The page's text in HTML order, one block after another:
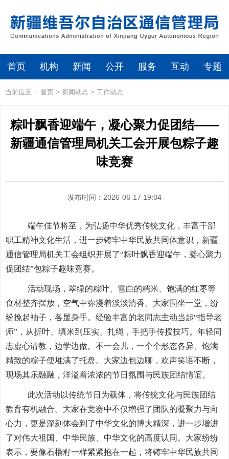
首页 机构 新闻 公开 服务 互动 专题
当前位置： 首页 > 新闻动态 > 工作动态
粽叶飘香迎端午，凝心聚力促团结——
新疆通信管理局机关工会开展包粽子趣
味竞赛
发布时间：2026-06-17 19:04
端午佳节将至，为弘扬中华优秀传统文化，丰富干部
职工精神文化生活，进一步铸牢中华民族共同体意识，新疆
通信管理局机关工会组织开展了“粽叶飘香迎端午，凝心聚力
促团结”包粽子趣味竞赛。
活动现场，翠绿的粽叶、雪白的糯米、饱满的红枣等
食材整齐摆放，空气中弥漫着淡淡清香。大家围坐一堂，纷
纷挽起袖子，各显身手。经验丰富的老同志主动当起“指导老
师”，从折叶、填米到压实、扎绳，手把手传授技巧。年轻同
志虚心请教，边学边做。不一会儿，一个个形态各异、饱满
精致的粽子便堆满了托盘。大家边包边聊，欢声笑语不断，
现场其乐融融，洋溢着浓浓的节日氛围与民族团结情谊。
此次活动以传统节日为载体，将传统文化与民族团结
教育有机融合。 大家在竞赛中不仅增强了团队的凝聚力与向
心力 ，更是深刻体会到了中华文化的博大精深，进一步增进
了对伟大祖国、中华民族、中华文化的高度认同。大家纷纷
表示，要像石榴籽一样紧紧抱在一起，将铸牢中华民族共同